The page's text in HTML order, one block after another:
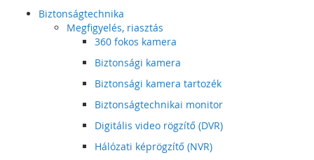
Biztonságtechnika
Megfigyelés, riasztás
360 fokos kamera
Biztonsági kamera
Biztonsági kamera tartozék
Biztonságtechnikai monitor
Digitális video rögzítő (DVR)
Hálózati képrögzítő (NVR)